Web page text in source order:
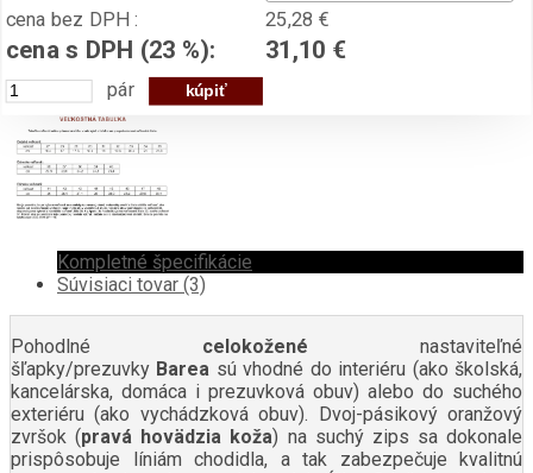
cena bez DPH :
25,28 €
cena s DPH (23 %): 31,10 €
pár
Kompletné špecifikácie
Súvisiaci tovar (3)
Pohodlné celokožené nastaviteľné
šľapky/prezuvky Barea sú vhodné do interiéru (ako školská,
kancelárska, domáca i prezuvková obuv) alebo do suchého
exteriéru (ako vychádzková obuv). Dvoj-pásikový oranžový
zvršok (pravá hovädzia koža) na suchý zips sa dokonale
prispôsobuje líniám chodidla, a tak zabezpečuje kvalitnú